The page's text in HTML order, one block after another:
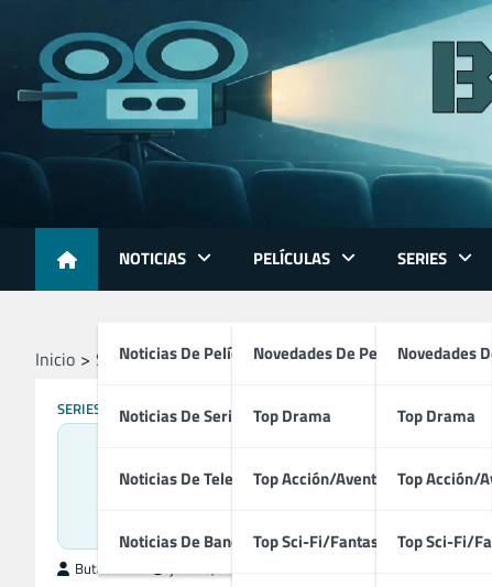
content
NOTICIAS
Noticias De Películas
Noticias De Series
Noticias De Televisión
Noticias De Bandas Sonoras
PELÍCULAS
Novedades De Películas
Top Drama
Top Acción/Aventura
Top Sci-Fi/Fantasía
SERIES
Novedades
Top Drama
Top Acción/
Top Sci-Fi/
Inicio Series American Horror Story (2011)
SERIES
ButacaMax